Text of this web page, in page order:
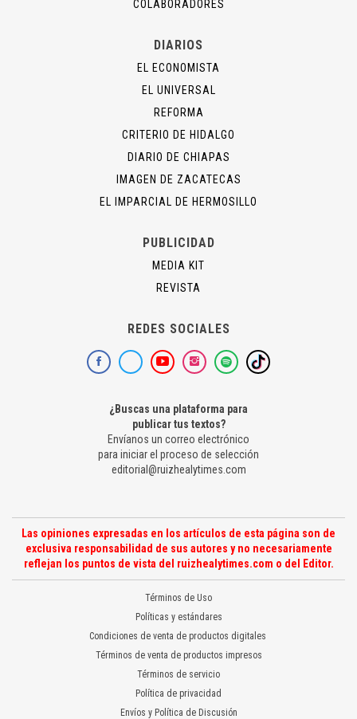
COLABORADORES
DIARIOS
EL ECONOMISTA
EL UNIVERSAL
REFORMA
CRITERIO DE HIDALGO
DIARIO DE CHIAPAS
IMAGEN DE ZACATECAS
EL IMPARCIAL DE HERMOSILLO
PUBLICIDAD
MEDIA KIT
REVISTA
REDES SOCIALES
¿Buscas una plataforma para
publicar tus textos?
Envíanos un correo electrónico
para iniciar el proceso de selección
editorial@ruizhealytimes.com
Las opiniones expresadas en los artículos de esta página son de
exclusiva responsabilidad de sus autores y no necesariamente
reflejan los puntos de vista del ruizhealytimes.com o del Editor.
Términos de Uso
Políticas y estándares
Condiciones de venta de productos digitales
Términos de venta de productos impresos
Términos de servicio
Política de privacidad
Envíos y Política de Discusión